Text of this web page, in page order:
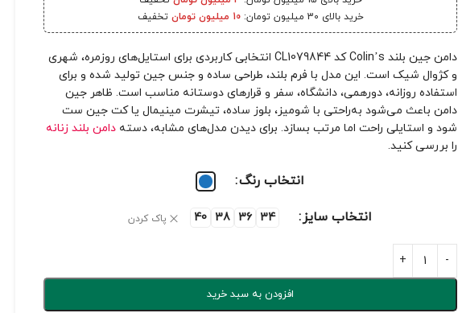
خرید بالای 30 میلیون تومان:
10 میلیون تومان تخفیف
دامن جین بلند Colin’s کد CL1079844 انتخابی کاربردی برای استایل‌های روزمره، شهری
و کژوال شیک است. این مدل با فرم بلند، طراحی ساده و جنس جین تولید شده و برای
استفاده روزانه، دورهمی، دانشگاه، سفر و قرارهای دوستانه مناسب است. ظاهر جین
دامن باعث می‌شود به‌راحتی با شومیز، بلوز ساده، تیشرت مینیمال یا کت جین ست
شود و استایلی راحت اما مرتب بسازد. برای دیدن مدل‌های مشابه، دستهدامن بلند زنانه
را بررسی کنید.
انتخاب رنگ
انتخاب سایز 34
36
38
40 پاک کردن
افزودن به سبد خرید